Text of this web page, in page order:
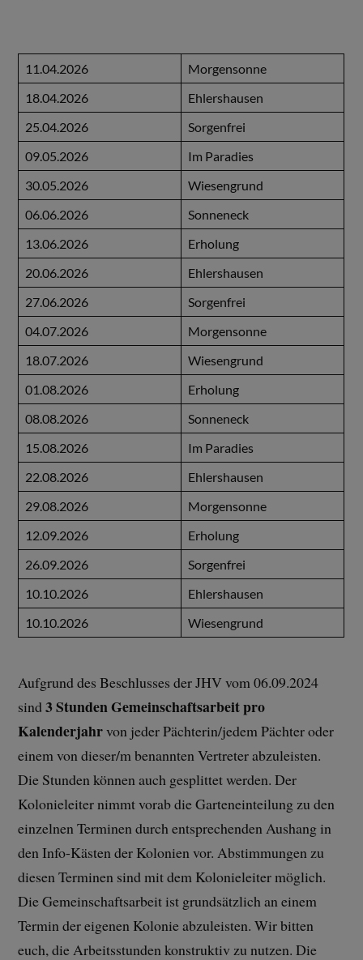
11.04.2026
Morgensonne
18.04.2026
Ehlershausen
25.04.2026
Sorgenfrei
09.05.2026
Im Paradies
30.05.2026
Wiesengrund
06.06.2026
Sonneneck
13.06.2026
Erholung
20.06.2026
Ehlershausen
27.06.2026
Sorgenfrei
04.07.2026
Morgensonne
18.07.2026
Wiesengrund
01.08.2026
Erholung
08.08.2026
Sonneneck
15.08.2026
Im Paradies
22.08.2026
Ehlershausen
29.08.2026
Morgensonne
12.09.2026
Erholung
26.09.2026
Sorgenfrei
10.10.2026
Ehlershausen
10.10.2026
Wiesengrund
Aufgrund des Beschlusses der JHV vom 06.09.2024
sind3 Stunden Gemeinschaftsarbeit pro
Kalenderjahrvon jeder Pächterin/jedem Pächter oder
einem von dieser/m benannten Vertreter abzuleisten.
Die Stunden können auch gesplittet werden. Der
Kolonieleiter nimmt vorab die Garteneinteilung zu den
einzelnen Terminen durch entsprechenden Aushang in
den Info-Kästen der Kolonien vor. Abstimmungen zu
diesen Terminen sind mit dem Kolonieleiter möglich.
Die Gemeinschaftsarbeit ist grundsätzlich an einem
Termin der eigenen Kolonie abzuleisten. Wir bitten
euch, die Arbeitsstunden konstruktiv zu nutzen. Die